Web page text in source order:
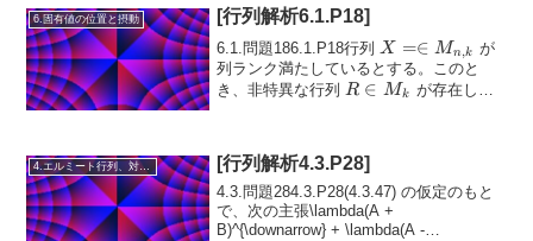
iy
6.固有値の位置と摂動 [行列解析6.1.P18]
6.1.問題186.1.P18行列 X = \in
M_{n,k}
X =∈ Mn,k が
列ランク満たしているとする。このと
き、非特異な行列 R
R ∈ Mk
が存在し、
=
=
XR
4.エルミート行列、対称行列、合同行列 [行列解析4.3.P28]
4.3.問題284.3.P28(4.3.47) の仮定のもと
で、次の主張\lambda(A +
B)^{\downarrow} + \lambda(A -